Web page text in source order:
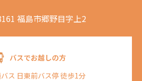
福島市郷野目字上2
バスでお越しの方
ス 日東前バス停 徒歩1分